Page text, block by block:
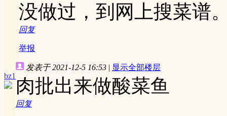
没做过，到网上搜菜谱
回复
举报
bz1
发表于 2021-12-5 16:53 | 显示全部楼层
肉批出来做酸菜鱼
回复